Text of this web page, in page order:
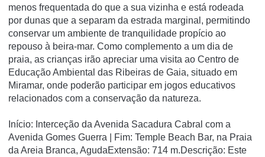
menos frequentada do que a sua vizinha e está rodeada
por dunas que a separam da estrada marginal, permitindo
conservar um ambiente de tranquilidade propício ao
repouso à beira-mar. Como complemento a um dia de
praia, as crianças irão apreciar uma visita ao Centro de
Educação Ambiental das Ribeiras de Gaia, situado em
Miramar, onde poderão participar em jogos educativos
relacionados com a conservação da natureza.
Início: Interceção da Avenida Sacadura Cabral com a
Avenida Gomes Guerra | Fim: Temple Beach Bar, na Praia
da Areia Branca, AgudaExtensão: 714 m.Descrição: Este